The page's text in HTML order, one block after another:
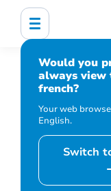
Would you
always view
french?
Your web
English.
Switch
Accueil
médias
avenir, une série
élections